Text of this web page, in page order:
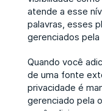
atende a esse
palavras, esses
gerenciados pela
Quando você
de uma fonte
privacidade é
gerenciado pela